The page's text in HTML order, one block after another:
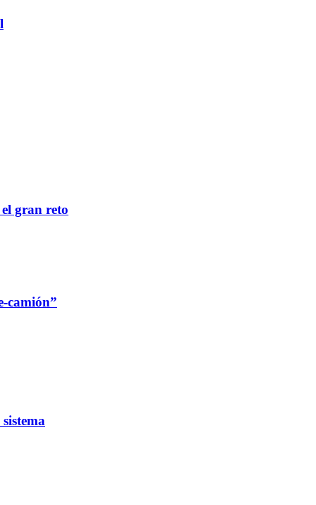
gran reto
camión”